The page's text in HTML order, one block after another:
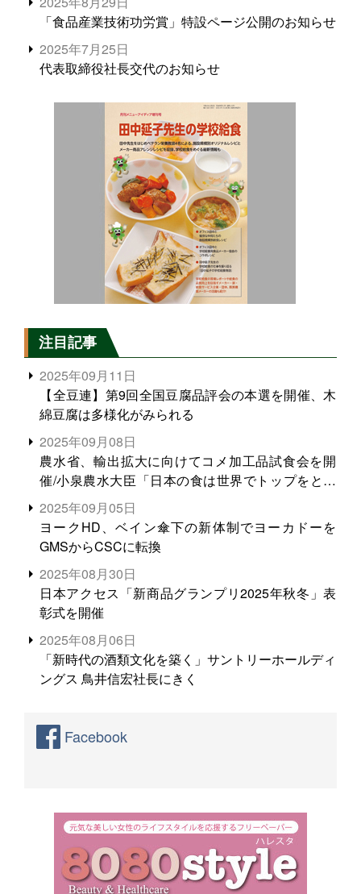
「食品産業技術功労賞」特設ページ公開のお知らせ
2025年7月25日
代表取締役社長交代のお知らせ
注目記事
2025年09月11日
【全豆連】第9回全国豆腐品評会の本選を開催、木
綿豆腐は多様化がみられる
2025年09月08日
農水省、輸出拡大に向けてコメ加工品試食会を開
催/小泉農水大臣「日本の食は世界でトップをとれ
る。米増産に向けて、米輸出需要の拡大を」
2025年09月05日
ヨークHD、ベイン傘下の新体制でヨーカドーを
GMSからCSCに転換
2025年08月30日
日本アクセス「新商品グランプリ2025年秋冬」表
彰式を開催
2025年08月06日
「新時代の酒類文化を築く」サントリーホールディ
ングス 鳥井信宏社長にきく
Facebook